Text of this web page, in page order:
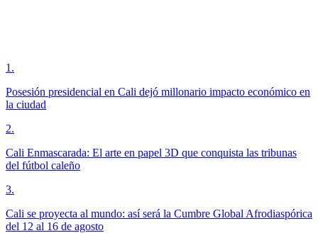
1 .
Posesión presidencial en Cali dejó millonario impacto económico en
la ciudad
2.
Cali Enmascarada: El arte en papel 3D que conquista las tribunas
del fútbol caleño
3.
Cali se proyecta al mundo: así será la Cumbre Global Afrodiaspórica
del 12 al 16 de agosto